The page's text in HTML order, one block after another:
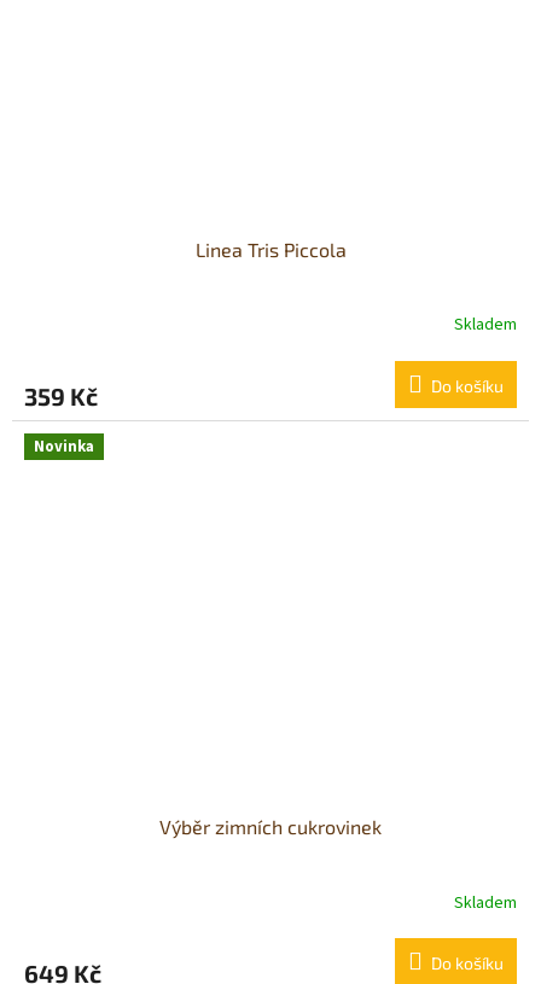
Linea Tris Piccola
Skladem
359 Kč Do košíku
Novinka
Výběr zimních cukrovinek
Skladem
649 Kč Do košíku